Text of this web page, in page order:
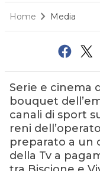
Home Media
Serie e cinema
bouquet
canali di sport
reni
preparato a un
della Tv a